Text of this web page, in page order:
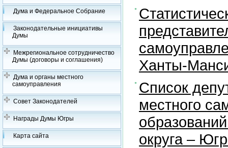
Дума и Федеральное Собрание
Законодательные инициативы
Думы
Межрегиональное сотрудничество
Думы (договоры и соглашения)
Дума и органы местного
самоуправления
Совет Законодателей
Награды Думы Югры
Карта сайта
Ханты-
Список
местного
округа –